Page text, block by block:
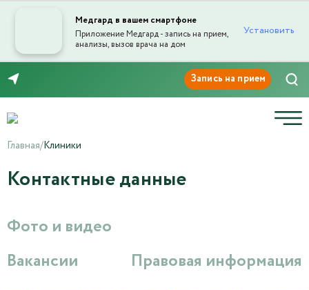
Медгард в вашем смартфоне
Приложение Медгард - запись на прием,
анализы, вызов врача на дом
Установить
Главная/Клиники
Контактные данные
Фото и видео
Вакансии
Правовая информация